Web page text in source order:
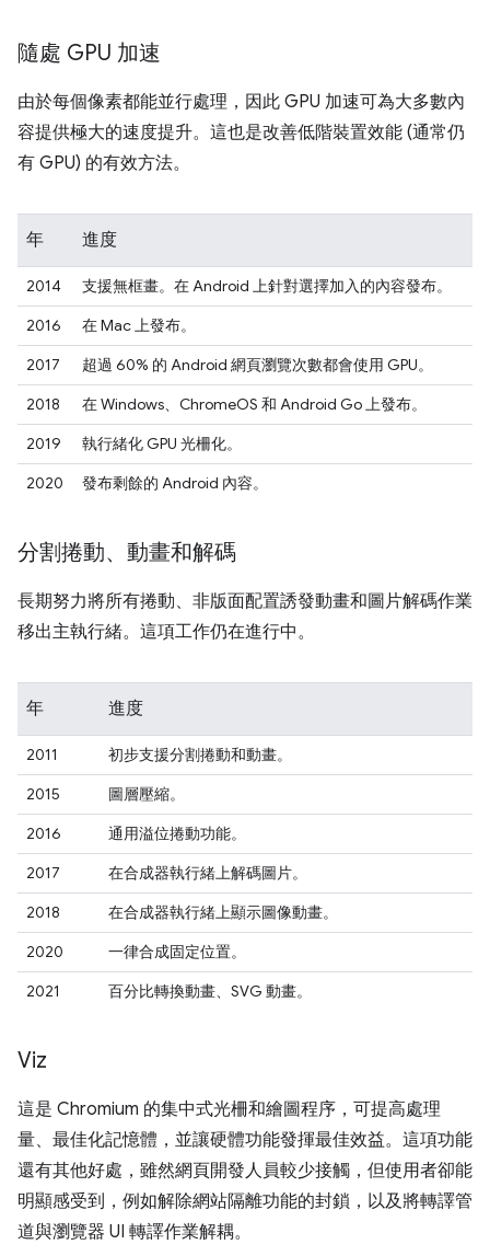
隨處 GPU 加速
由於每個像素都能並行處理，因此 GPU 加速可為大多數內
容提供極大的速度提升。這也是改善低階裝置效能 (通常仍
有 GPU) 的有效方法。
年 進度
2014
支援無框畫。在 Android 上針對選擇加入的內容發布。
2016
在 Mac 上發布。
2017
超過 60% 的 Android 網頁瀏覽次數都會使用 GPU。
2018
在 Windows、ChromeOS 和 Android Go 上發布。
2019
執行緒化 GPU 光柵化。
2020
發布剩餘的 Android 內容。
分割捲動、動畫和解碼
長期努力將所有捲動、非版面配置誘發動畫和圖片解碼作業
移出主執行緒。這項工作仍在進行中。
年 進度
2011
初步支援分割捲動和動畫。
2015
圖層壓縮。
2016
通用溢位捲動功能。
2017
在合成器執行緒上解碼圖片。
2018
在合成器執行緒上顯示圖像動畫。
2020
一律合成固定位置。
2021
百分比轉換動畫、SVG 動畫。
Viz
這是 Chromium 的集中式光柵和繪圖程序，可提高處理
量、最佳化記憶體，並讓硬體功能發揮最佳效益。這項功能
還有其他好處，雖然網頁開發人員較少接觸，但使用者卻能
明顯感受到，例如解除網站隔離功能的封鎖，以及將轉譯管
道與瀏覽器 UI 轉譯作業解耦。